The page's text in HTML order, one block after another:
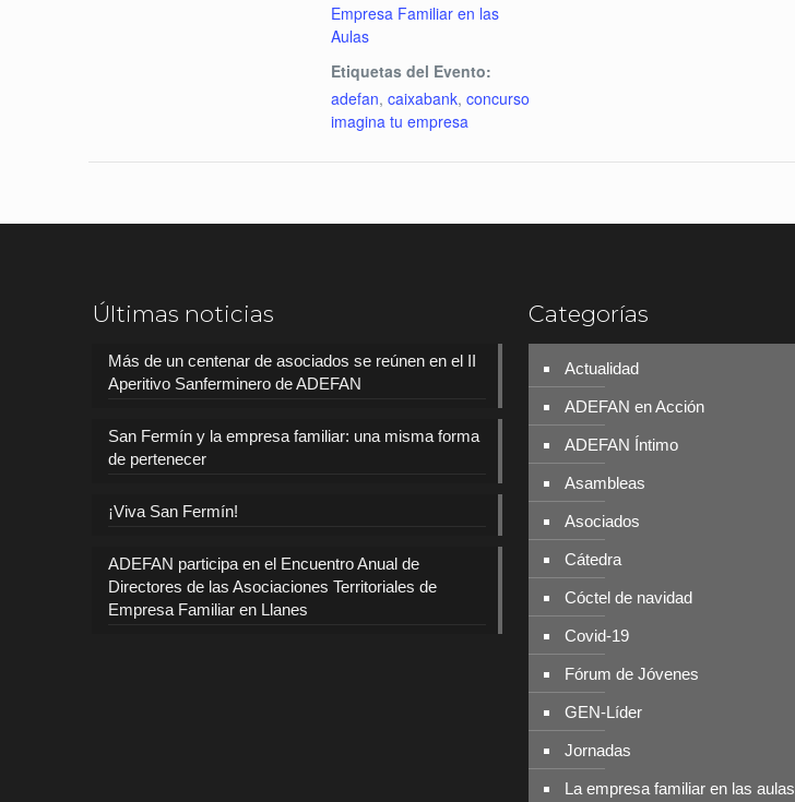
Empresa Familiar en las
Aulas
Etiquetas del Evento:
adefan, caixabank, concurso
imagina tu empresa
Últimas noticias
Más de un centenar de asociados se reúnen en el II
Aperitivo Sanferminero de ADEFAN
San Fermín y la empresa familiar: una misma forma
de pertenecer
¡Viva San Fermín!
ADEFAN participa en el Encuentro Anual de
Directores de las Asociaciones Territoriales de
Empresa Familiar en Llanes
Categorías
Actualidad
ADEFAN en Acción
ADEFAN Íntimo
Asambleas
Asociados
Cátedra
Cóctel de navidad
Covid-19
Fórum de Jóvenes
GEN-Líder
Jornadas
La empresa familiar en las aulas